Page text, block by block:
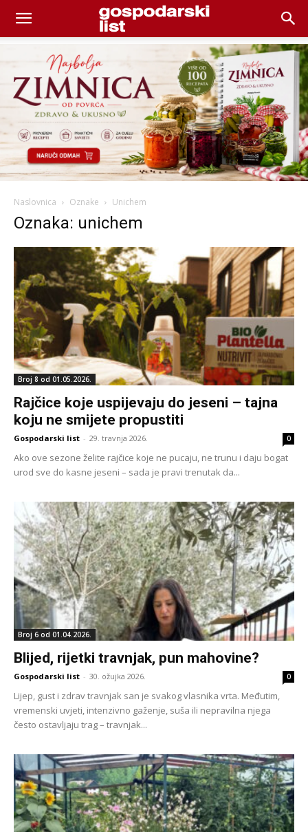
Naslovnica Oznake Unichem
Oznaka: unichem
Broj 8 od 01.05.2026.
Rajčice koje uspijevaju do jeseni – tajna
koju ne smijete propustiti
Gospodarski list - 29. travnja 2026. 0
Ako ove sezone želite rajčice koje ne pucaju, ne trunu i daju bogat
urod sve do kasne jeseni – sada je pravi trenutak da...
Broj 6 od 01.04.2026.
Blijed, rijetki travnjak, pun mahovine?
Gospodarski list - 30. ožujka 2026. 0
Lijep, gust i zdrav travnjak san je svakog vlasnika vrta. Međutim,
vremenski uvjeti, intenzivno gaženje, suša ili nepravilna njega
često ostavljaju trag – travnjak...